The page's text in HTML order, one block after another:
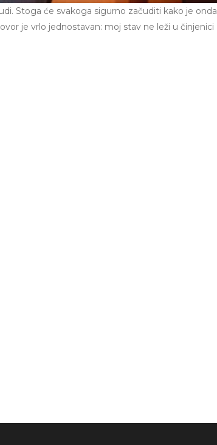
Stoga će svakoga sigurno začuditi kako je onda
je vrlo jednostavan: moj stav ne leži u činjenici